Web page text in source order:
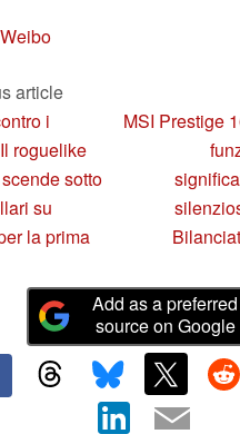
article
i
roguelike
sotto
su
la prima
MSI Prestige
Add as a preferred
source on Google